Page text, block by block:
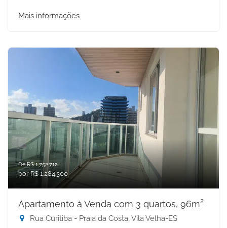
Mais informações
De R$ 1.752.712
por R$ 1.284.300
Apartamento à Venda com 3 quartos, 96m²
Rua Curitiba - Praia da Costa, Vila Velha-ES